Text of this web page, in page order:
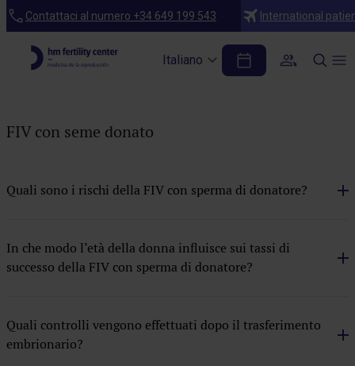
Contattaci al numero +34 649 199 543 International
Italiano
Domande frequenti
FIV con seme donato
Coito programmato
Esami medici
FIV con seme donato
FIV ICSI
FIV con seme donato
Quali sono i rischi della FIV con sperma di donatore?
In che modo l’età della donna influisce sui tassi di
successo della FIV con sperma di donatore?
Quali controlli vengono effettuati dopo il trasferimento
embrionario?